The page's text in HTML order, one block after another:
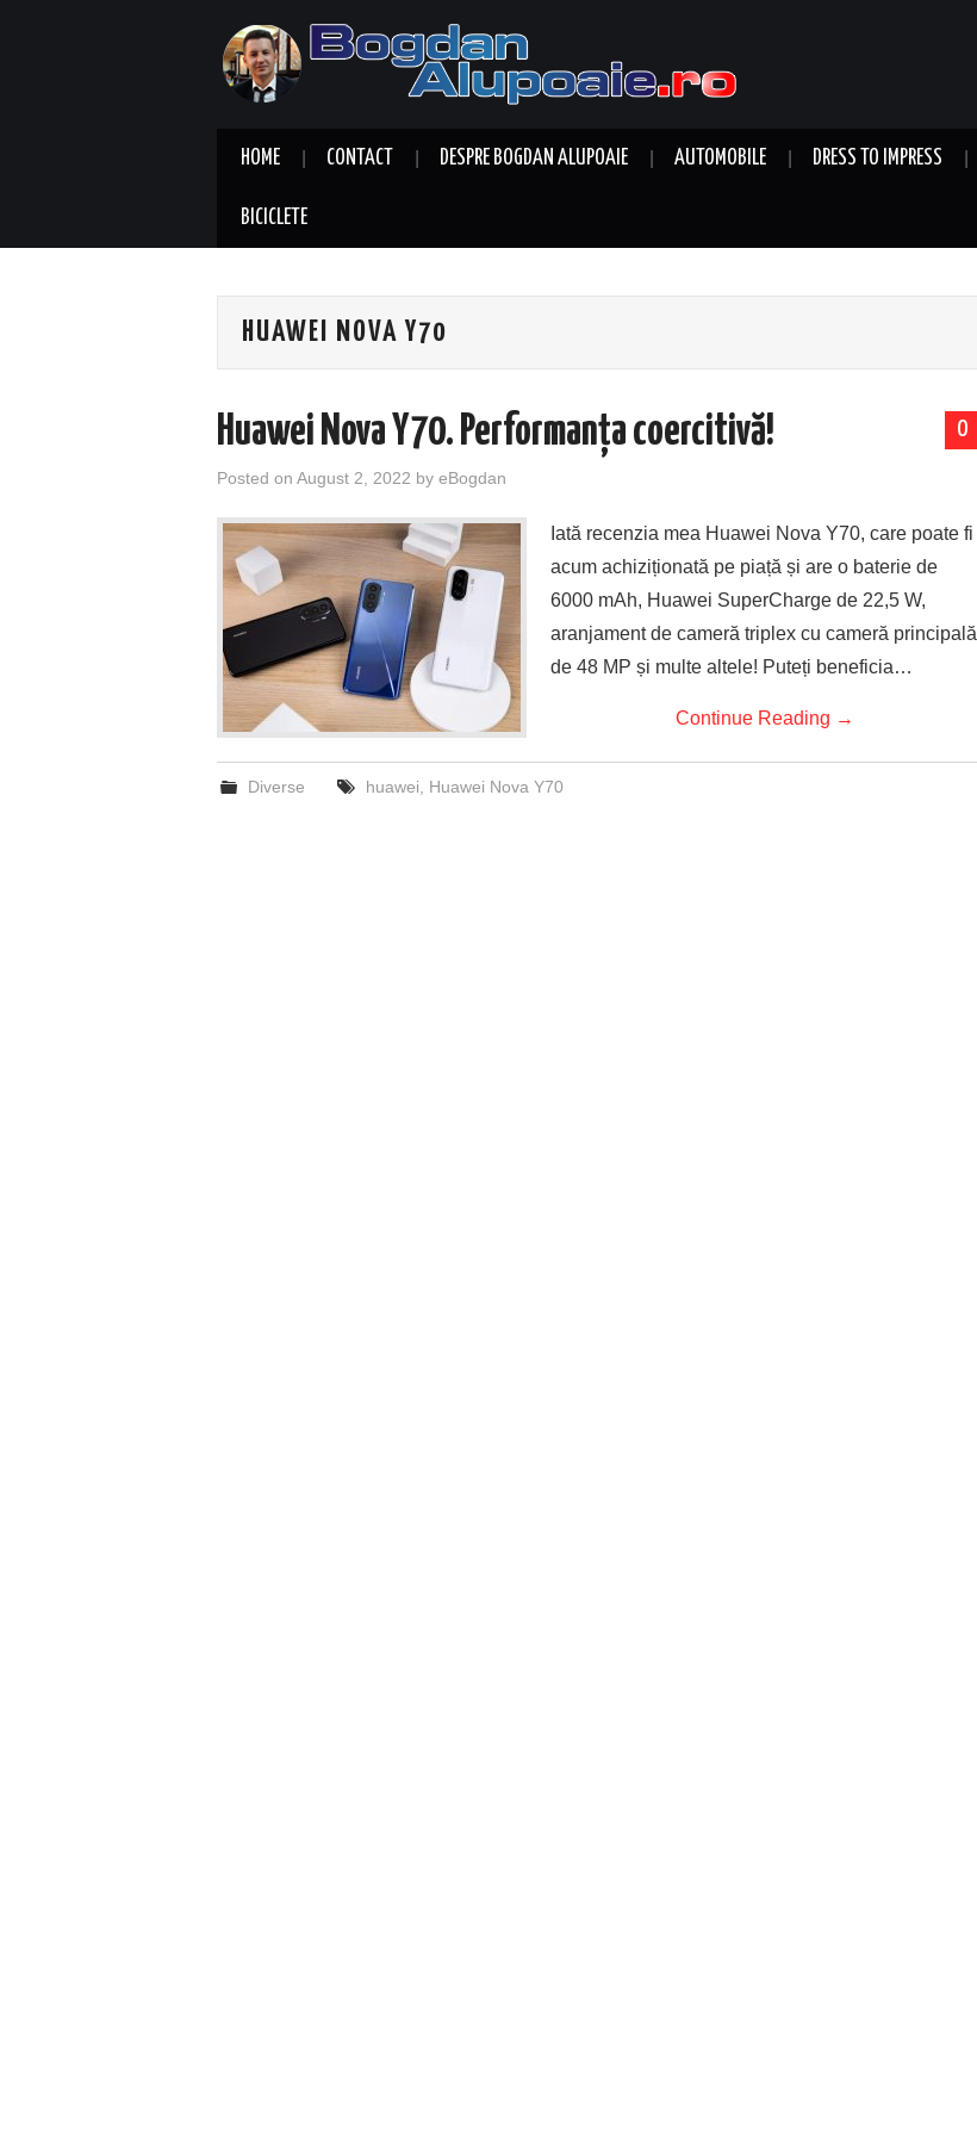
HOME CONTACT DESPRE BOGDAN ALUPOAIE AUTOMOBILE DRESS TO IMPRESS
BICICLETE
HUAWEI NOVA Y70
0
Huawei Nova Y70. Performanța coercitivă!
Posted on August 2, 2022 by eBogdan
Iată recenzia mea Huawei Nova Y70, care poate fi
acum achiziționată pe piață și are o baterie de
6000 mAh, Huawei SuperCharge de 22,5 W,
aranjament de cameră triplex cu cameră principală
de 48 MP și multe altele! Puteți beneficia…
Continue Reading →
Diverse huawei Huawei Nova Y70